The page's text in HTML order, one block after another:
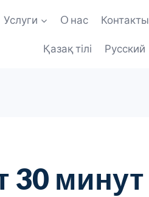
Услуги O нас Контакты
Қазақ тілі Русский
30 минут